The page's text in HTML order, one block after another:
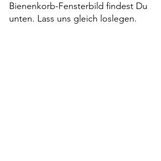
Bienenkorb-Fensterbild findest Du
unten. Lass uns gleich loslegen.